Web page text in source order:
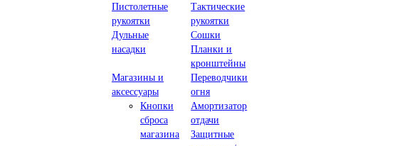
Пистолетные
рукоятки
Тактические
рукоятки
Дульные
насадки
Сошки
Планки и
кронштейны
Магазины и
аксессуары
Кнопки
сброса
магазина
Переводчики
огня
Амортизатор
отдачи
Защитные